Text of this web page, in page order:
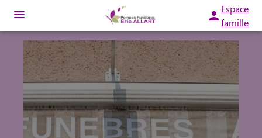
Espace
famille
ORGANISER DES OBSÈQUES
PRÉVOIR SES OBSÈQUES
MONUMENTS FUNÉRAIRES
NOTRE AGENCE
NOTRE CHAMBRE FUNÉRAIRE